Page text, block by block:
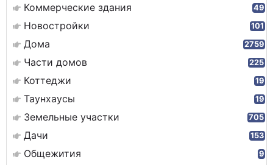
Коммерческие здания 49
Новостройки 101
Дома 2759
Части домов 225
Коттеджи 19
Таунхаусы 19
Земельные участки 705
Дачи 153
Общежития 9